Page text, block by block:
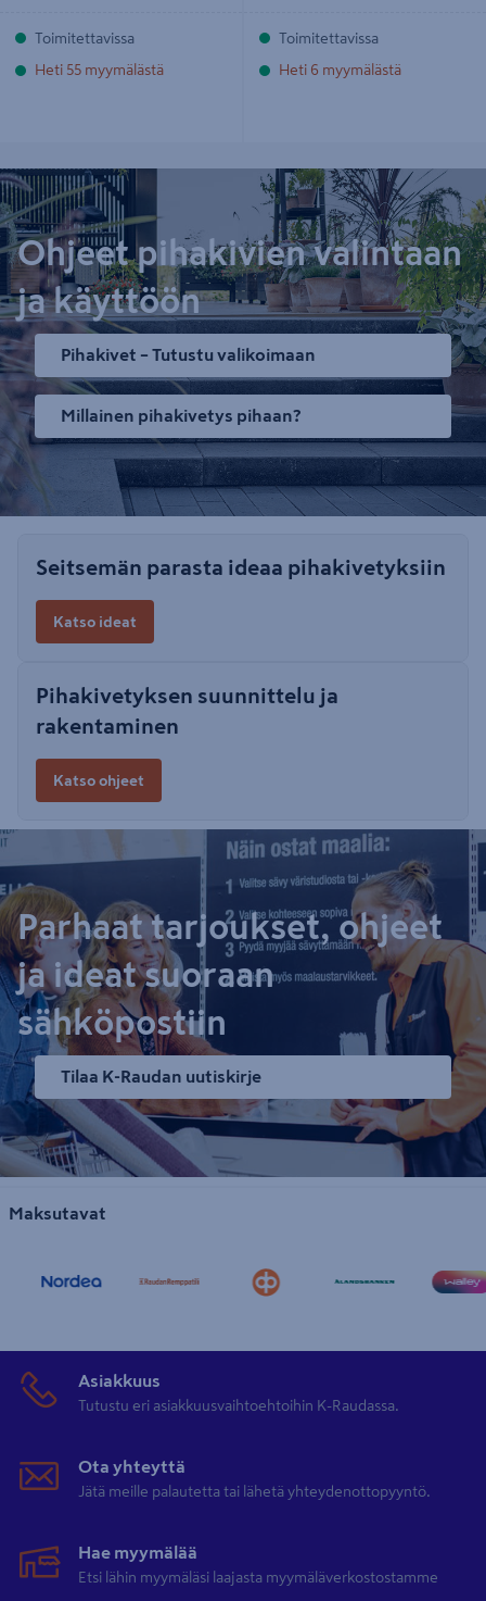
Toimitettavissa
Heti 55 myymälästä
Toimitettavissa
Heti 6 myymälästä
Ohjeet pihakivien valintaan
ja käyttöön
Pihakivet – Tutustu valikoimaan
Millainen pihakivetys pihaan?
Seitsemän parasta ideaa pihakivetyksiin
Katso ideat
Pihakivetyksen suunnittelu ja
rakentaminen
Katso ohjeet
Parhaat tarjoukset, ohjeet
ja ideat suoraan
sähköpostiin
Tilaa K-Raudan uutiskirje
Maksutavat
Asiakkuus
Tutustu eri asiakkuusvaihtoehtoihin K-Raudassa.
Ota yhteyttä
Jätä meille palautetta tai lähetä yhteydenottopyyntö.
Hae myymälää
Etsi lähin myymäläsi laajasta myymäläverkostostamme